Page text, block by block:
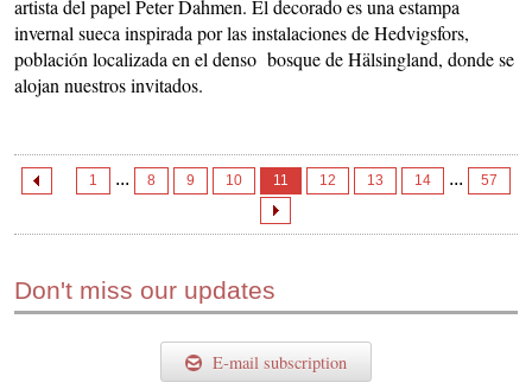
artista del papel Peter Dahmen. El decorado es una estampa
invernal sueca inspirada por las instalaciones de Hedvigsfors,
población localizada en el denso bosque de Hälsingland, donde se
alojan nuestros invitados.
1 ... 8 9 10 11 12 13 14 ... 57
Don't miss our updates
E-mail subscription